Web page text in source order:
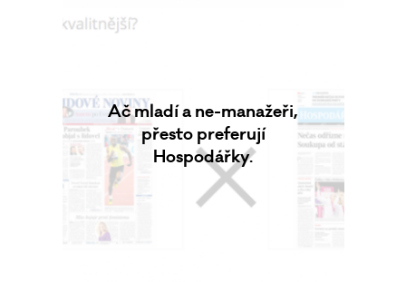
Ač mladí a ne-manažeři,
přesto preferují
Hospodářky.